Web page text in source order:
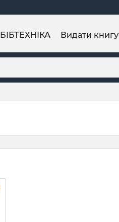
БІБТЕХНІКА Видати книгу